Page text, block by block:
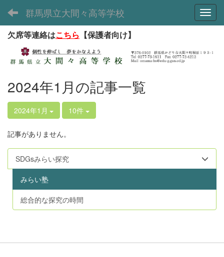
群馬県立大間々高等学校
欠席等連絡はこちら 【保護者向け】
2024年1月の記事一覧
2024年1月 10件
記事がありません。
SDGsみらい探究
みらい塾
総合的な探究の時間